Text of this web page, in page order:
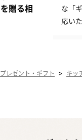
贈る相
な「
応い
レゼント・ギフト > キッ